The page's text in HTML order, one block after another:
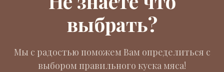
выбрать?
Мы с радостью поможем Вам определиться с
выбором правильного куска мяса!